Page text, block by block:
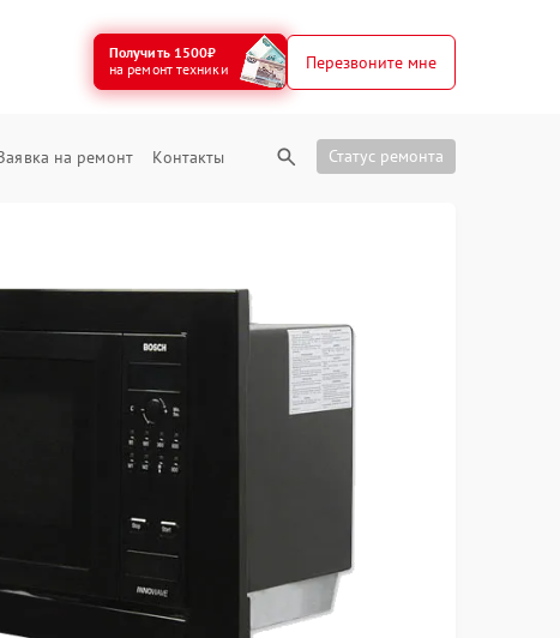
Получить 1500₽
на ремонт техники
Перезвоните мне
на ремонт Контакты Статус ремонта